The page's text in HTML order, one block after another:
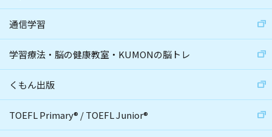
通信学習
学習療法・脳の健康教室・KUMONの脳トレ
くもん出版
TOEFL Primary® /TOEFL Junior®